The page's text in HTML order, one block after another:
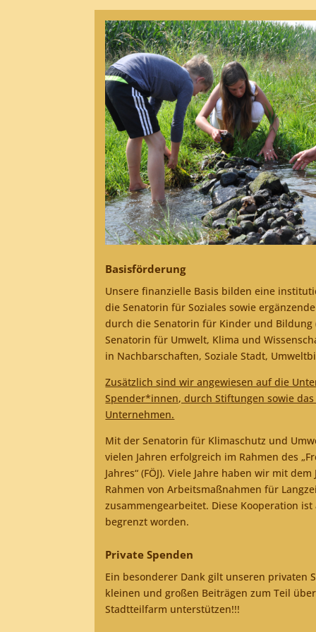
Basisförderung
Unsere finanzielle Basis bilden eine
die Senatorin für Soziales sowie
durch die Senatorin für Kinder und Bildung
Senatorin für Umwelt, Klima und
in Nachbarschaften, Soziale Stadt,
Zusätzlich sind wir angewiesen auf die
Spender*innen, durch Stiftungen sowie
Unternehmen.
Mit der Senatorin für Klimaschutz und
vielen Jahren erfolgreich im Rahmen des
Jahres“ (FÖJ). Viele Jahre haben wir mit
Rahmen von Arbeitsmaßnahmen für
zusammengearbeitet. Diese Kooperation
begrenzt worden.
Private Spenden
Ein besonderer Dank gilt unseren privaten
kleinen und großen Beiträgen zum Teil
Stadtteilfarm unterstützen!!!